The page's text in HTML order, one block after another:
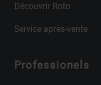
Découvrir Roto
Service après-vente
Professionels